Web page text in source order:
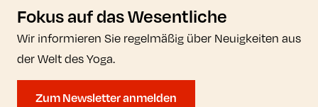
Fokus auf das Wesentliche
Wir informieren Sie regelmäßig über Neuigkeiten aus
der Welt des Yoga.
Zum Newsletter anmelden